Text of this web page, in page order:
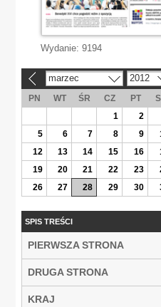
Wydanie: 9194
marzec 2012
PN WT ŚR CZ PT
1
2
5
6 7 8 9
12
13 14 15 16
19
20 21 22 23
26
27 28 29 30
SPIS TREŚCI
PIERWSZA STRONA
DRUGA STRONA
KRAJ